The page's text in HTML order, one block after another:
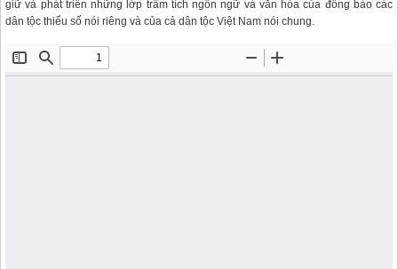
giữ và phát triển những lớp trầm tích ngôn ngữ và văn hóa của đồng bào các
dân tộc thiểu số nói riêng và của cả dân tộc Việt Nam nói chung.